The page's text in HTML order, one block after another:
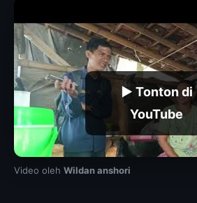
▶ Tonton di
YouTube
Video oleh Wildan anshori